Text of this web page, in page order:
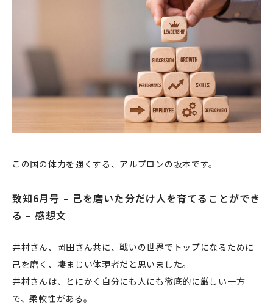
この国の体力を強くする、アルプロンの坂本です。
致知6月号 – 己を磨いた分だけ人を育てることができ
る – 感想文
井村さん、岡田さん共に、戦いの世界でトップになるために
己を磨く、凄まじい体現者だと思いました。
井村さんは、とにかく自分にも人にも徹底的に厳しい一方
で、柔軟性がある。